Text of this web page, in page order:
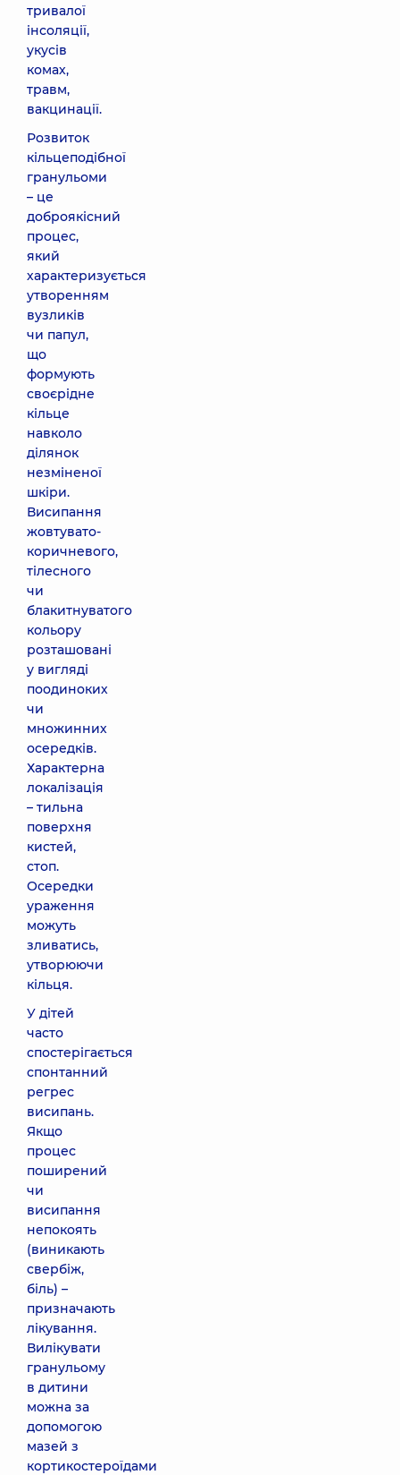
тривалої
інсоляції,
укусів
комах,
травм,
вакцинації.
Розвиток
кільцеподібної
гранульоми
– це
доброякісний
процес,
який
характеризується
утворенням
вузликів
чи папул,
що
формують
своєрідне
кільце
навколо
ділянок
незміненої
шкіри.
Висипання
жовтувато-
коричневого,
тілесного
чи
блакитнуватого
кольору
розташовані
у вигляді
поодиноких
чи
множинних
осередків.
Характерна
локалізація
– тильна
поверхня
кистей,
стоп.
Осередки
ураження
можуть
зливатись,
утворюючи
кільця.
У дітей
часто
спостерігається
спонтанний
регрес
висипань.
Якщо
процес
поширений
чи
висипання
непокоять
(виникають
свербіж,
біль) –
призначають
лікування.
Вилікувати
гранульому
в дитини
можна за
допомогою
мазей з
кортикостероїдами